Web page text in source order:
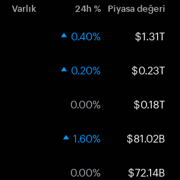
Varlık 24h % Piyasa değeri
0.40% $1.31T
0.20% $0.23T
0.00% $0.18T
1.60% $81.02B
0.00% $72.14B